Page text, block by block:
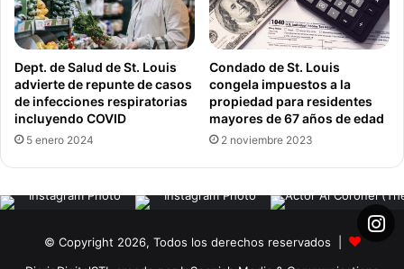
Dept. de Salud de St. Louis
advierte de repunte de casos
de infecciones respiratorias
incluyendo COVID
5 enero 2024
Condado de St. Louis
congela impuestos a la
propiedad para residentes
mayores de 67 años de edad
2 noviembre 2023
© Copyright 2026, Todos los derechos reservados |